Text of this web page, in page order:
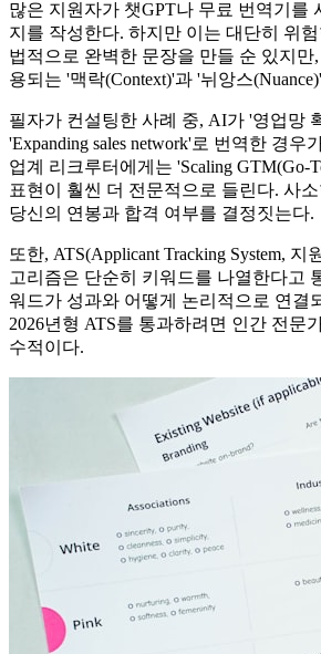
많은 지원자가 챗GPT나 무료 번역기를
지를 작성한다. 하지만 이는 대단히 위
법적으로 완벽한 문장을 만들 순 있지만
용되는 '맥락(Context)'과 '뉘앙스
필자가 컨설팅한 사례 중, AI가 '영업망
'Expanding sales network'로 번역한 경우
업계 리크루터에게는 'Scaling GTM(Go-
표현이 훨씬 더 전문적으로 들린다. 사
당신의 연봉과 합격 여부를 결정짓는다.
또한, ATS(Applicant Tracking System,
고리즘은 단순히 키워드를 나열한다고
워드가 성과와 어떻게 논리적으로 연결
2026년형 ATS를 통과하려면 인간 전문
수적이다.